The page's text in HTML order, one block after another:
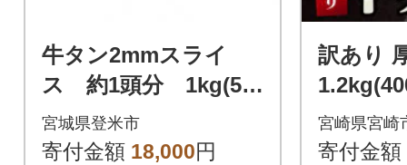
牛タン2mmスライ
ス 約1頭分 1kg(50
0g×2パック/7～9人分)
宮城県登米市
寄付金額 18,000円
訳あり
スリッ
やすい
宮崎県宮崎
寄付金額